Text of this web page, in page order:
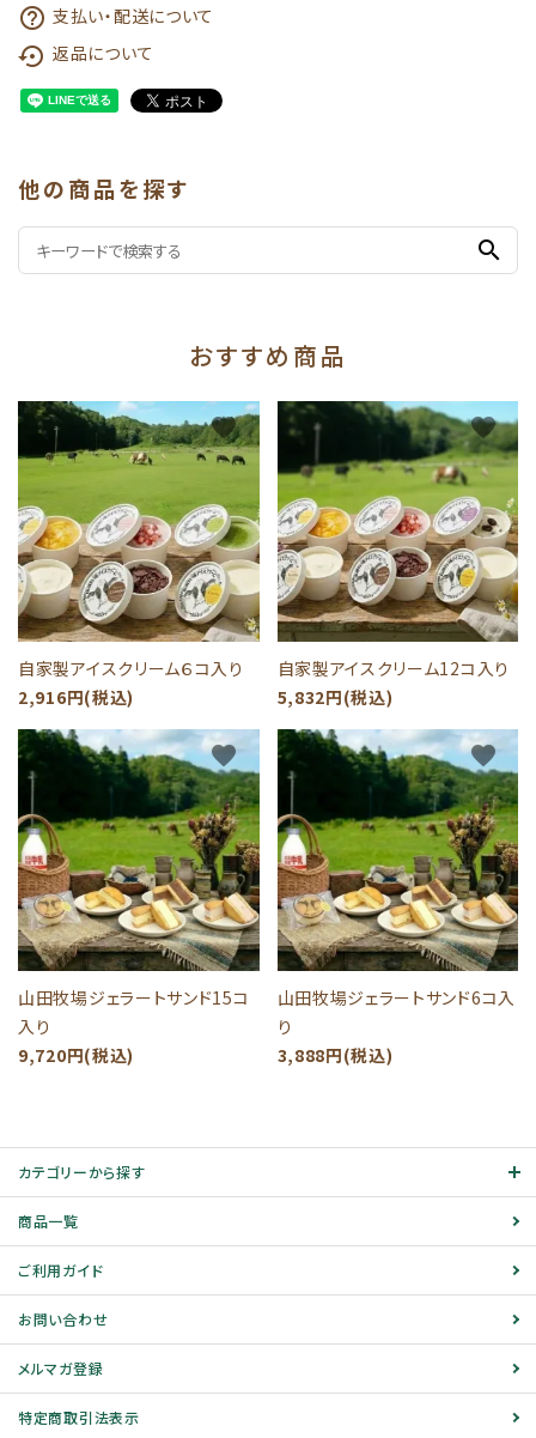
help_outline 支払い・配送について
settings_backup_restore 返品について
他の商品を探す
search
おすすめ商品
自家製アイスクリーム６コ入り
2,916円(税込)
favorite
自家製アイスクリーム12コ入り
5,832円(税込)
favorite
山田牧場ジェラートサンド15コ
入り
9,720円(税込)
favorite
山田牧場ジェラートサンド6コ入
り
3,888円(税込)
favorite
カテゴリーから探す
商品一覧
ご利用ガイド
お問い合わせ
メルマガ登録
特定商取引法表示